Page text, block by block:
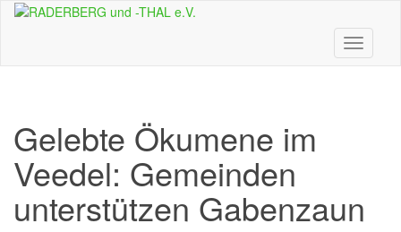
Skip
content
Toggle
Gelebte Ökumene im
Veedel: Gemeinden
unterstützen Gabenzaun